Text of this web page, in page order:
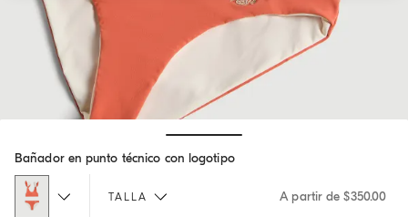
Bañador en punto técnico con logotipo
TALLA A partir de $350.00